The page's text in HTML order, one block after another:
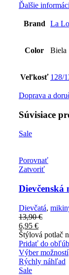
Ďalšie
Brand La
Color Biela
Veľkosť 128/
Doprava a
Súvisiace
Sale
Porovnať
Zatvoriť
Dievčatá,
13,90€
6,95 €
Štýlová potlač
Pridať do
Výber možností
Rýchly náhľad
Sale